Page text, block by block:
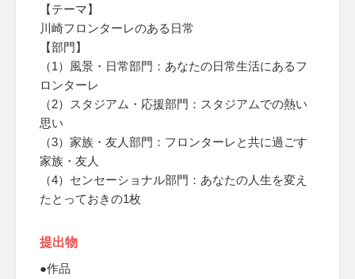
【テーマ】
川崎フロンターレのある日常
【部門】
（1）風景・日常部門：あなたの日常生活にあるフ
ロンターレ
（2）スタジアム・応援部門：スタジアムでの熱い
思い
（3）家族・友人部門：フロンターレと共に過ごす
家族・友人
（4）センセーショナル部門：あなたの人生を変え
たとっておきの1枚
提出物
●作品